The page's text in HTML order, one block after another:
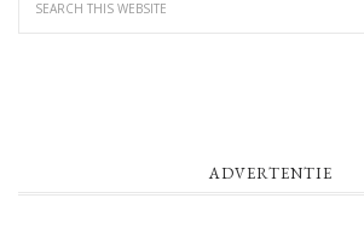
ADVERTENTIE